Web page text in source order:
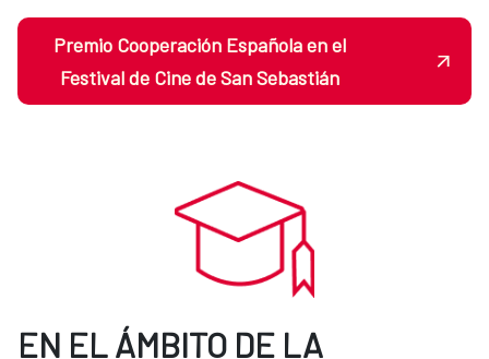
Premio Cooperación Española en el
Festival de Cine de San Sebastián
EN EL ÁMBITO DE LA